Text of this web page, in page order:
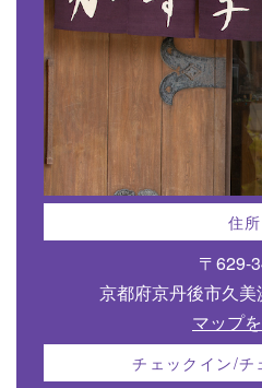
住所
〒629-
京都府京丹後市久
マップ
チェックイン/チ